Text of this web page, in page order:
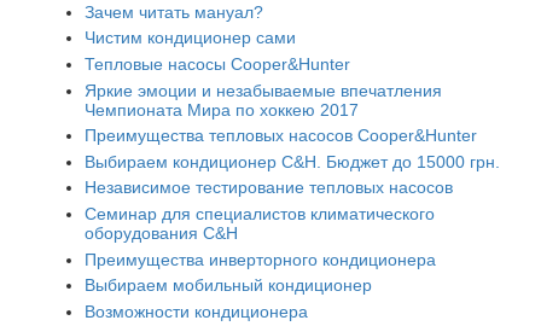
Зачем читать мануал?
Чистим кондиционер сами
Тепловые насосы Cooper&Hunter
Яркие эмоции и незабываемые впечатления
Чемпионата Мира по хоккею 2017
Преимущества тепловых насосов Cooper&Hunter
Выбираем кондиционер C&H. Бюджет до 15000 грн.
Независимое тестирование тепловых насосов
Семинар для специалистов климатического
оборудования C&H
Преимущества инверторного кондиционера
Выбираем мобильный кондиционер
Возможности кондиционера